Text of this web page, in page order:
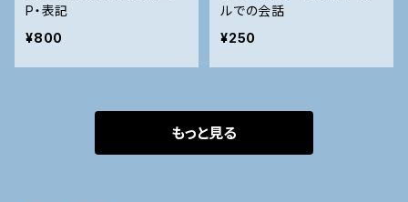
P・表記
¥800
ルでの会話
¥250
もっと見る